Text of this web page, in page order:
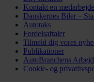
Kontakt en
Danskernes Biler –
Autotaks
Fordelsaftaler
Tilmeld dig vores
Publikationer
AutoBranchens
Cookie- og